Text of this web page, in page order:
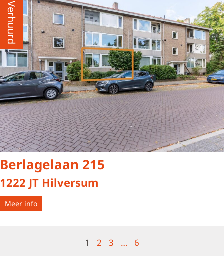
Verhuurd
Berlagelaan 215
1222 JT Hilversum
Meer info
1 2 3 … 6